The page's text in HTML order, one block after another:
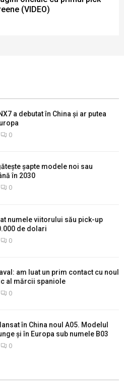
(VIDEO)
a debutat în China și ar putea
0
șapte modele noi sau
în 2030
0
numele viitorului său pick-up
de dolari
0
am luat un prim contact cu noul
al mărcii spaniole
0
în China noul A05. Modelul
și în Europa sub numele B03
0